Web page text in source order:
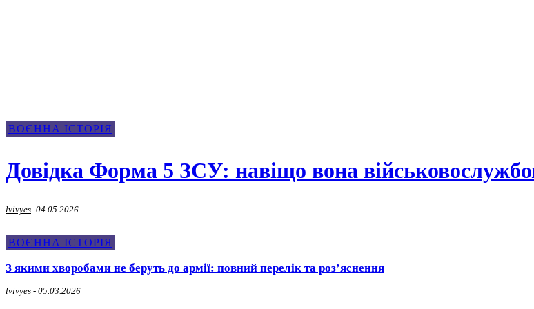
ВОЄННА ІСТОРІЯ
Довідка Форма 5 ЗСУ: навіщо вона
lvivyes -04.05.2026
ВОЄННА ІСТОРІЯ
З якими хворобами не беруть до армії: повний перелік та роз’яснення
lvivyes - 05.03.2026